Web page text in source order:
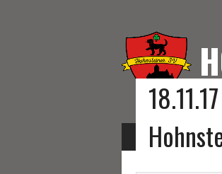
START FUSSBALL